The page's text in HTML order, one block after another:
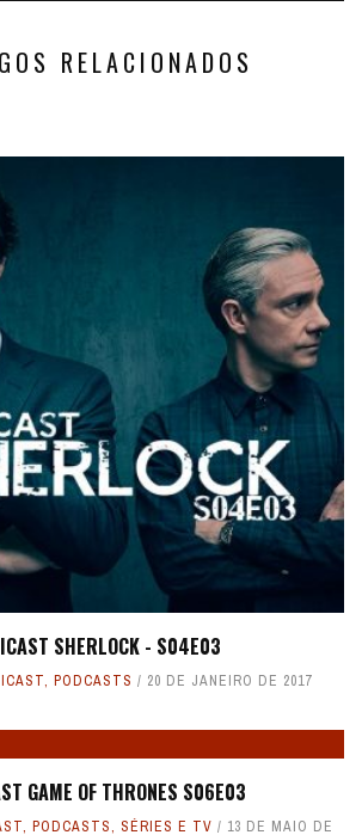
RELACIONADOS
SHERLOCK - S04E03
, PODCASTS 20 DE JANEIRO DE 2017
GAME OF THRONES S06E03
, PODCASTS, SÉRIES E TV
13 DE MAIO DE